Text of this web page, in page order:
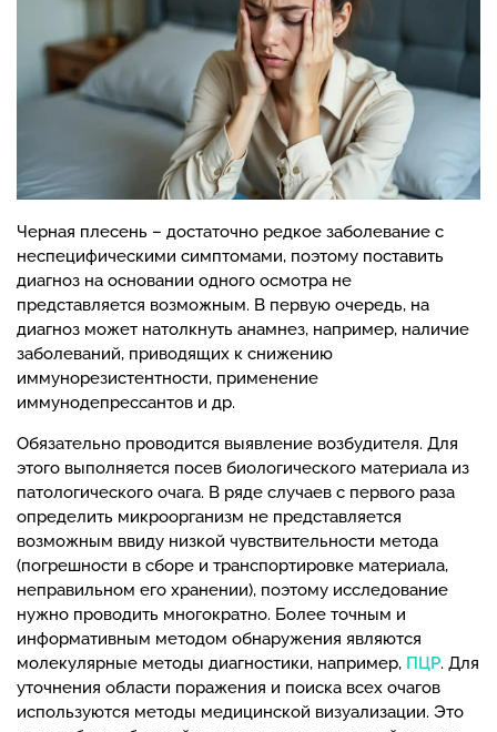
Черная плесень – достаточно редкое заболевание с
неспецифическими симптомами, поэтому поставить
диагноз на основании одного осмотра не
представляется возможным. В первую очередь, на
диагноз может натолкнуть анамнез, например, наличие
заболеваний, приводящих к снижению
иммунорезистентности, применение
иммунодепрессантов и др.
Обязательно проводится выявление возбудителя. Для
этого выполняется посев биологического материала из
патологического очага. В ряде случаев с первого раза
определить микроорганизм не представляется
возможным ввиду низкой чувствительности метода
(погрешности в сборе и транспортировке материала,
неправильном его хранении), поэтому исследование
нужно проводить многократно. Более точным и
информативным методом обнаружения являются
молекулярные методы диагностики, например, ПЦР. Для
уточнения области поражения и поиска всех очагов
используются методы медицинской визуализации. Это